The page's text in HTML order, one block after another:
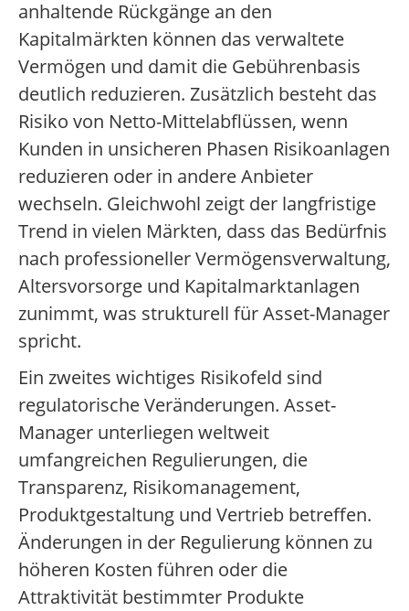
anhaltende Rückgänge an den
Kapitalmärkten können das verwaltete
Vermögen und damit die Gebührenbasis
deutlich reduzieren. Zusätzlich besteht das
Risiko von Netto-Mittelabflüssen, wenn
Kunden in unsicheren Phasen Risikoanlagen
reduzieren oder in andere Anbieter
wechseln. Gleichwohl zeigt der langfristige
Trend in vielen Märkten, dass das Bedürfnis
nach professioneller Vermögensverwaltung,
Altersvorsorge und Kapitalmarktanlagen
zunimmt, was strukturell für Asset-Manager
spricht.
Ein zweites wichtiges Risikofeld sind
regulatorische Veränderungen. Asset-
Manager unterliegen weltweit
umfangreichen Regulierungen, die
Transparenz, Risikomanagement,
Produktgestaltung und Vertrieb betreffen.
Änderungen in der Regulierung können zu
höheren Kosten führen oder die
Attraktivität bestimmter Produkte